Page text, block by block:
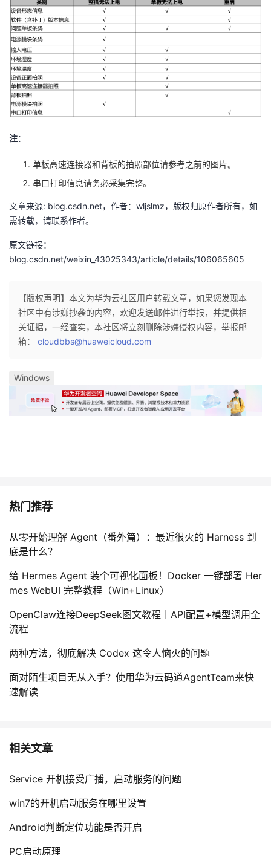
注：
单板高速连接器和背板的拍照部位请参考之前的图片。
串口打印信息请务必采集完整。
文章来源: blog.csdn.net，作者：wljslmz，版权归原作者所有，如
需转载，请联系作者。
原文链接：
blog.csdn.net/weixin_43025343/article/details/106065605
【版权声明】本文为华为云社区用户转载文章，如果您发现本
社区中有涉嫌抄袭的内容，欢迎发送邮件进行举报，并提供相
关证据，一经查实，本社区将立刻删除涉嫌侵权内容，举报邮
箱： cloudbbs@huaweicloud.com
Windows
热门推荐
从零开始理解 Agent（番外篇）：最近很火的 Harness 到
底是什么？
给 Hermes Agent 装个可视化面板！Docker 一键部署 Her
mes WebUI 完整教程（Win+Linux）
OpenClaw连接DeepSeek图文教程｜API配置+模型调用全
流程
两种方法，彻底解决 Codex 这令人恼火的问题
面对陌生项目无从入手？使用华为云码道AgentTeam来快
速解读
相关文章
Service 开机接受广播，启动服务的问题
win7的开机启动服务在哪里设置
Android判断定位功能是否开启
PC启动原理